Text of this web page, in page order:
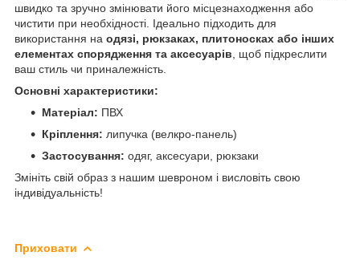
швидко та зручно змінювати його місцезнаходження або
чистити при необхідності. Ідеально підходить для
використання на одязі, рюкзаках, плитоносках або інших
елементах спорядження та аксесуарів , щоб підкреслити
ваш стиль чи приналежність.
Основні характеристики:
Матеріал: ПВХ
Кріплення: липучка (велкро-панель)
Застосування: одяг, аксесуари, рюкзаки
Змініть свій образ з нашим шевроном і висловіть свою
індивідуальність!
Приховати